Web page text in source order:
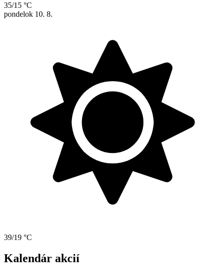
35/15 °C
pondelok 10. 8.
39/19 °C
Kalendár akcií